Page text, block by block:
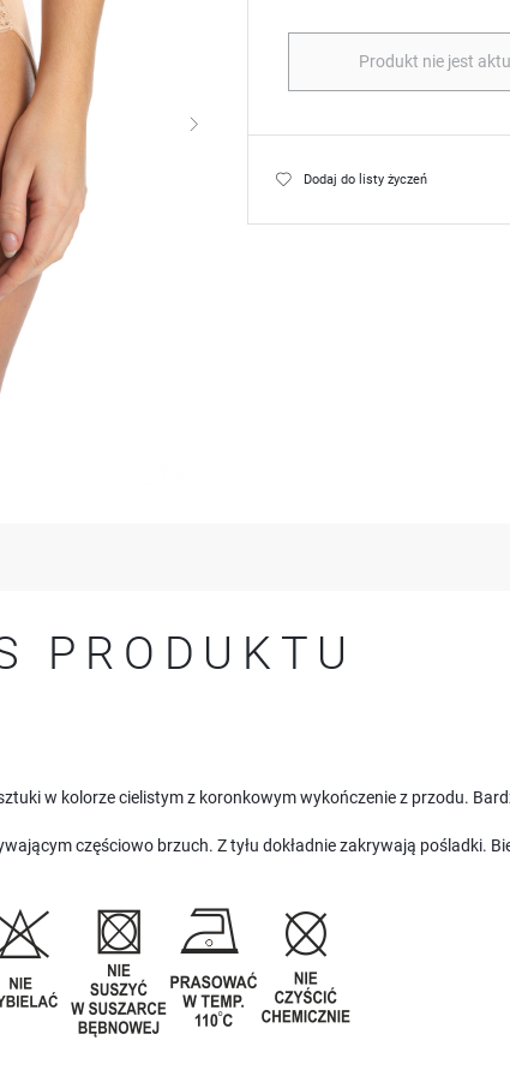
Produkt nie jest
Dodaj do listy życzeń
PRODUKTU
w kolorze cielistym z koronkowym wykończenie z przodu.
częściowo brzuch. Z tyłu dokładnie zakrywają pośladki.
Możesz zmienić ustawienia cookies lub zaakceptować je
możesz dokonać zmiany swoich ustawień.
REGIONALNE